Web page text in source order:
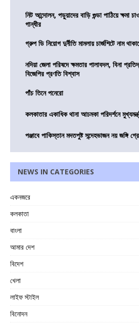
নিট আন্দোলন, পড়ুয়াদের বাড়ি গুন্ডা পাঠিয়ে ক্ষমা
গান্ধীর
গ্রুপ ডি নিয়োগ দুর্নীতি মামলায় চার্জশিটে নাম
নদিয়া জেলা পরিষদে ক্ষমতার পালাবদল, বিনা
বিজেপির প্রণতি বিশ্বাস
পাঁচ তিনে পনেরো
কলকাতার একাধিক থানা আচমকা পরিদর্শনে
পঞ্জাবে পাকিস্তান মদতপুষ্ট সন্দেহভাজন নয় জঙ্গি
NEWS IN CATEGORIES
একনজরে
কলকাতা
বাংলা
আমার দেশ
বিদেশ
খেলা
লাইফ স্টাইল
বিনোদন